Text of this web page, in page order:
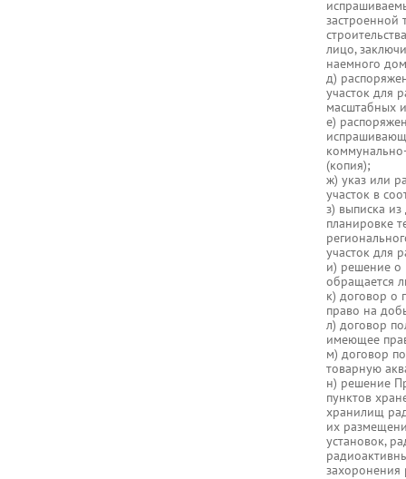
застроенной
лицо,
наемного
д)
участок для
масштабных
е)
(копия);
ж) указ или
участок в
з) выписка
планировке
участок для
и) решение о
обращается
к) договор о
право на
л) договор
имеющее
м) договор
товарную
н) решение
пунктов
хранилищ
их
установок,
захоронения